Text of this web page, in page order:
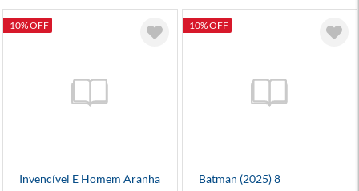
-10% OFF
Invencível E Homem Aranha
-10% OFF
Batman (2025) 8